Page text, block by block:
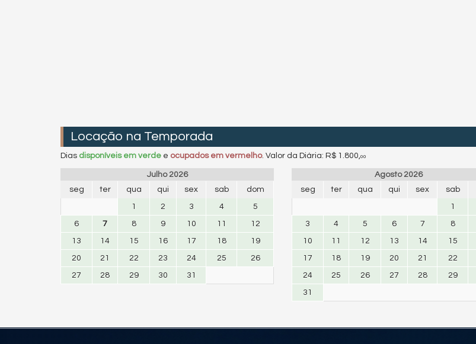
Locação na Temporada
Dias disponíveis em verde e ocupados em vermelho. Valor da Diária: R$ 1.800,00
Julho 2026
seg
ter qua qui sex sab dom
1 2 3 4 5
6 7 8 9 10 11 12
13 14 15 16 17 18 19
20 21 22 23 24 25 26
27 28 29 30 31
Agosto 2026
seg
ter qua qui sex sab
1
3 4 5 6 7 8
10 11 12 13 14 15
17 18 19 20 21 22
24 25 26 27 28 29
31